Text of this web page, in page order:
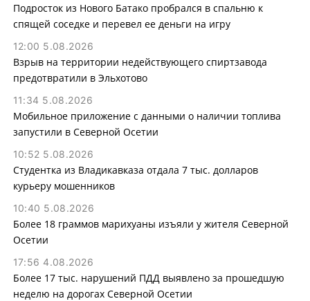
Подросток из Нового Батако пробрался в спальню к
спящей соседке и перевел ее деньги на игру
12:00 5.08.2026
Взрыв на территории недействующего спиртзавода
предотвратили в Эльхотово
11:34 5.08.2026
Мобильное приложение с данными о наличии топлива
запустили в Северной Осетии
10:52 5.08.2026
Студентка из Владикавказа отдала 7 тыс. долларов
курьеру мошенников
10:40 5.08.2026
Более 18 граммов марихуаны изъяли у жителя Северной
Осетии
17:56 4.08.2026
Более 17 тыс. нарушений ПДД выявлено за прошедшую
неделю на дорогах Северной Осетии